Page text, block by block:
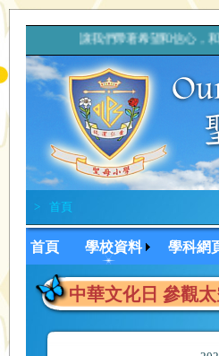
讓我們帶著希望和信心
> 首頁
首頁 學校資料 學科網
中華文化日 參觀